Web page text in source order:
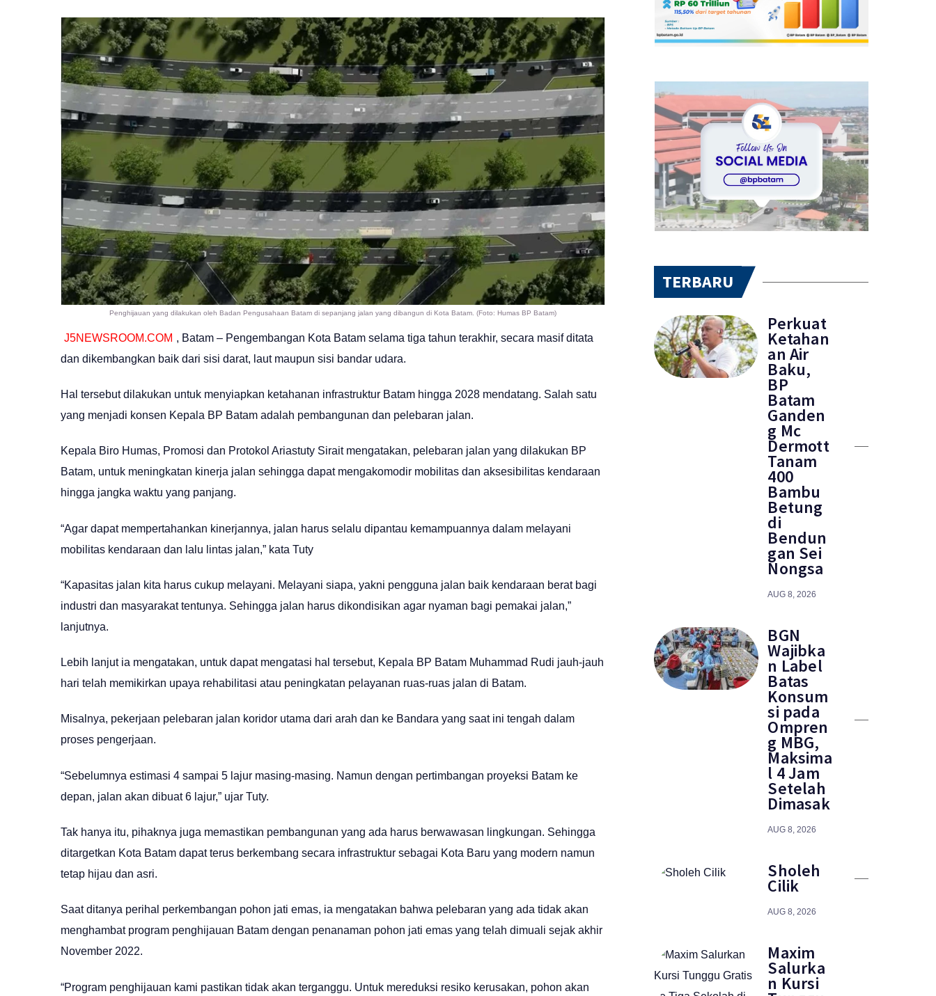
Penghijauan yang dilakukan oleh Badan Pengusahaan Batam di sepanjang jalan yang dibangun di Kota Batam. (Foto: Humas BP Batam)
J5NEWSROOM.COM , Batam – Pengembangan Kota Batam selama tiga tahun terakhir, secara masif ditata
dan dikembangkan baik dari sisi darat, laut maupun sisi bandar udara.
Hal tersebut dilakukan untuk menyiapkan ketahanan infrastruktur Batam hingga 2028 mendatang. Salah satu
yang menjadi konsen Kepala BP Batam adalah pembangunan dan pelebaran jalan.
Kepala Biro Humas, Promosi dan Protokol Ariastuty Sirait mengatakan, pelebaran jalan yang dilakukan BP
Batam, untuk meningkatan kinerja jalan sehingga dapat mengakomodir mobilitas dan aksesibilitas kendaraan
hingga jangka waktu yang panjang.
“Agar dapat mempertahankan kinerjannya, jalan harus selalu dipantau kemampuannya dalam melayani
mobilitas kendaraan dan lalu lintas jalan,” kata Tuty
“Kapasitas jalan kita harus cukup melayani. Melayani siapa, yakni pengguna jalan baik kendaraan berat bagi
industri dan masyarakat tentunya. Sehingga jalan harus dikondisikan agar nyaman bagi pemakai jalan,”
lanjutnya.
Lebih lanjut ia mengatakan, untuk dapat mengatasi hal tersebut, Kepala BP Batam Muhammad Rudi jauh-jauh
hari telah memikirkan upaya rehabilitasi atau peningkatan pelayanan ruas-ruas jalan di Batam.
Misalnya, pekerjaan pelebaran jalan koridor utama dari arah dan ke Bandara yang saat ini tengah dalam
proses pengerjaan.
“Sebelumnya estimasi 4 sampai 5 lajur masing-masing. Namun dengan pertimbangan proyeksi Batam ke
depan, jalan akan dibuat 6 lajur,” ujar Tuty.
Tak hanya itu, pihaknya juga memastikan pembangunan yang ada harus berwawasan lingkungan. Sehingga
ditargetkan Kota Batam dapat terus berkembang secara infrastruktur sebagai Kota Baru yang modern namun
tetap hijau dan asri.
Saat ditanya perihal perkembangan pohon jati emas, ia mengatakan bahwa pelebaran yang ada tidak akan
menghambat program penghijauan Batam dengan penanaman pohon jati emas yang telah dimuali sejak akhir
November 2022.
“Program penghijauan kami pastikan tidak akan terganggu. Untuk mereduksi resiko kerusakan, pohon akan
TERBARU
Perkuat
Ketahan
an Air
Baku,
BP
Batam
Ganden
g Mc
Dermott
Tanam
400
Bambu
Betung
di
Bendun
gan Sei
Nongsa
AUG 8, 2026
BGN
Wajibka
n Label
Batas
Konsum
si pada
Ompren
g MBG,
Maksima
l 4 Jam
Setelah
Dimasak
AUG 8, 2026
Sholeh
Cilik
AUG 8, 2026
Maxim
Salurka
n Kursi